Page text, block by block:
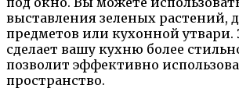
выставления зеленых растений,
предметов или кухонной утвари.
сделает вашу кухню более
позволит эффективно
пространство.